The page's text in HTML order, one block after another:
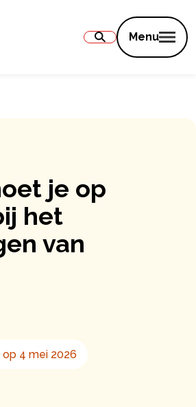
Menu
je op
het
van
4 mei 2026